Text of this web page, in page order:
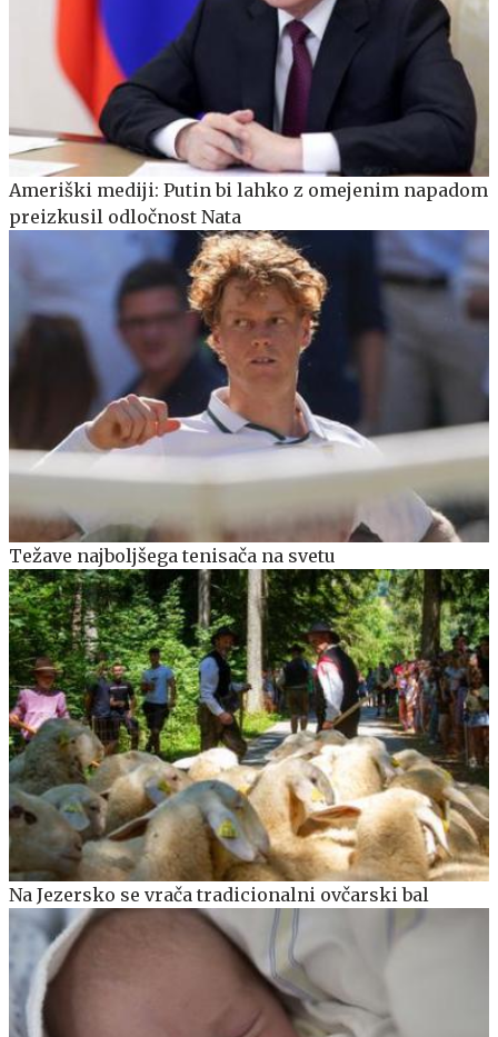
Ameriški mediji: Putin bi lahko z omejenim napadom
preizkusil odločnost Nata
Težave najboljšega tenisača na svetu
Na Jezersko se vrača tradicionalni ovčarski bal